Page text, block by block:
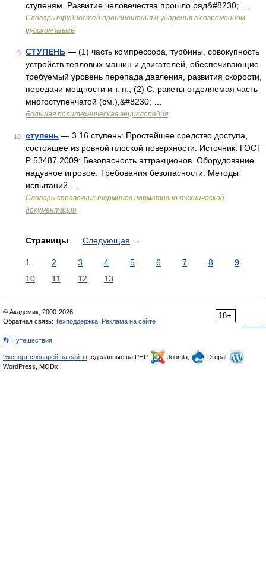
ступеням. Развитие человечества прошло ряд&#8230; …
Словарь трудностей произношения и ударения в современном
русском языке
9 СТУПЕНЬ — (1) часть компрессора, турбины, совокупность
устройств тепловых машин и двигателей, обеспечивающие
требуемый уровень перепада давления, развития скорости,
передачи мощности и т. п.; (2) С. ракеты отделяемая часть
многоступенчатой (см.),&#8230; …
Большая политехническая энциклопедия
10 ступень — 3.16 ступень: Простейшее средство доступа,
состоящее из ровной плоской поверхности. Источник: ГОСТ
Р 53487 2009: Безопасность аттракционов. Оборудование
надувное игровое. Требования безопасности. Методы
испытаний …
Словарь-справочник терминов нормативно-технической
документации
Страницы Следующая →
1 2 3 4 5 6 7 8
9
10
11 12 13
18+
© Академик, 2000-2026
Обратная связь: Техподдержка Реклама на сайте
👣 Путешествия
Экспорт словарей на сайты , сделанные на PHP, Joomla,
Drupal,
WordPress, MODx.